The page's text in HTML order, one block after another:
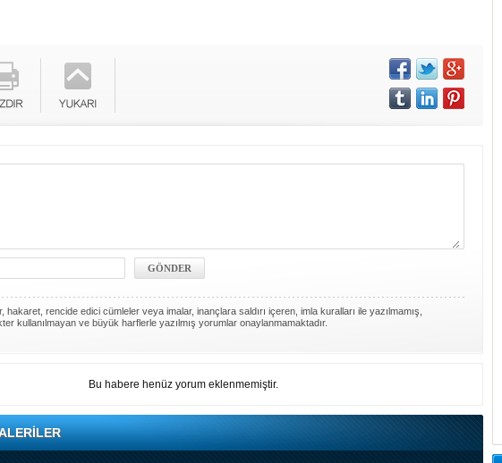
hakaret, rencide edici cümleler veya imalar, inançlara saldırı içeren, imla kuralları ile yazılmamış,
kullanılmayan ve büyük harflerle yazılmış yorumlar onaylanmamaktadır.
Bu habere henüz yorum eklenmemiştir.